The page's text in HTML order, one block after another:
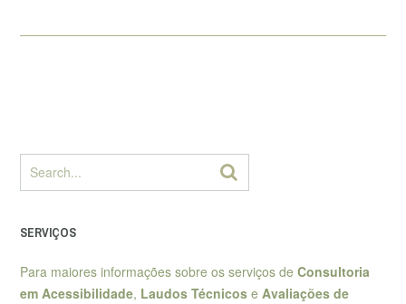
SERVIÇOS
Para maiores informações sobre os serviços de Consultoria
em Acessibilidade, Laudos Técnicos e Avaliações de